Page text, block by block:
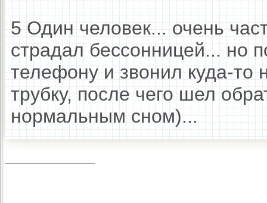
5 Один человек... очень
страдал бессонницей... но
телефону и звонил куда-
трубку, после чего шел
нормальным сном)...